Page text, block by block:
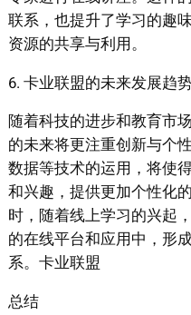
联系，也提升了学习的趣
资源的共享与利用。
6. 卡业联盟的未来发展趋
随着科技的进步和教育市
的未来将更注重创新与个
数据等技术的运用，将使
和兴趣，提供更加个性化
时，随着线上学习的兴起
的在线平台和应用中，形
系。卡业联盟
总结